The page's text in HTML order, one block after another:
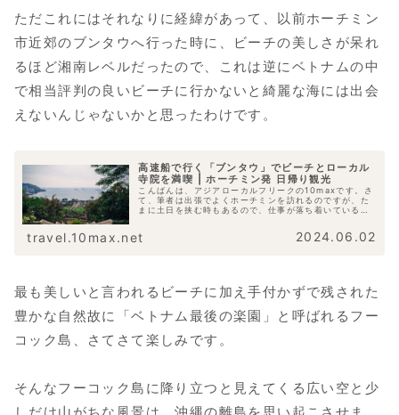
ただこれにはそれなりに経緯があって、以前ホーチミン
市近郊のブンタウへ行った時に、ビーチの美しさが呆れ
るほど湘南レベルだったので、これは逆にベトナムの中
で相当評判の良いビーチに行かないと綺麗な海には出会
えないんじゃないかと思ったわけです。
高速船で行く「ブンタウ」でビーチとローカル
寺院を満喫 | ホーチミン発 日帰り観光
こんばんは、アジアローカルフリークの10maxです。さ
て、筆者は出張でよくホーチミンを訪れるのですが、た
まに土日を挟む時もあるので、仕事が落ち着いている時
travel.10max.net 2024.06.02
最も美しいと言われるビーチに加え手付かずで残された
豊かな自然故に「ベトナム最後の楽園」と呼ばれるフー
コック島、さてさて楽しみです。
そんなフーコック島に降り立つと見えてくる広い空と少